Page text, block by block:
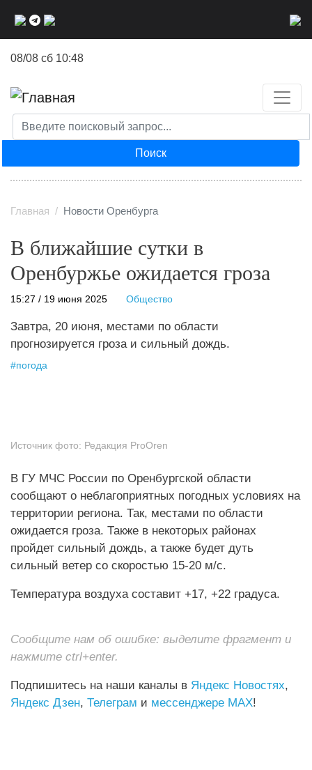
08/08 сб 10:48
Поиск
Главная Новости Оренбурга
В ближайшие сутки в
Оренбуржье ожидается гроза
15:27 / 19 июня 2025 Общество
Завтра, 20 июня, местами по области
прогнозируется гроза и сильный дождь.
#погода
Источник фото: Редакция ProOren
В ГУ МЧС России по Оренбургской области
сообщают о неблагоприятных погодных условиях на
территории региона. Так, местами по области
ожидается гроза. Также в некоторых районах
пройдет сильный дождь, а также будет дуть
сильный ветер со скоростью 15-20 м/с.
Температура воздуха составит +17, +22 градуса.
Сообщите нам об ошибке: выделите фрагмент и
нажмите ctrl+enter.
Подпишитесь на наши каналы в Яндекс Новостях,
Яндекс Дзен, Телеграм и мессенджере MAX!